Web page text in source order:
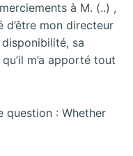
à M. (..) ,
mon directeur
sa
m’a apporté tout
question : Whether